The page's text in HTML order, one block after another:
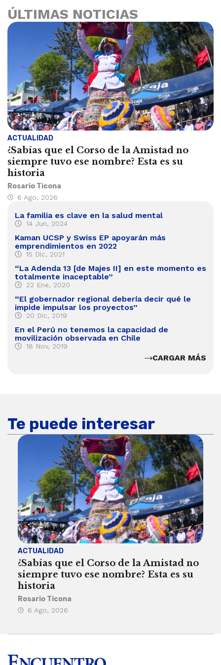
ÚLTIMAS NOTICIAS
ACTUALIDAD
¿Sabías que el Corso de la Amistad no
siempre tuvo ese nombre? Esta es su
historia
Rosario Ticona
6 Ago, 2026
La familia es clave en la salud mental
14 Jun, 2024
Kaman UCSP y Swiss EP apoyarán más
emprendimientos en 2022
15 Dic, 2021
“La Adenda 13 [de Majes II] en este momento es
totalmente inaceptable”
22 Ene, 2020
“El gobernador regional debería decir qué le
impide impulsar los proyectos”
20 Dic, 2019
En el Perú no tenemos la capacidad de
movilización observada en Chile
18 Nov, 2019
CARGAR MÁS
Te puede interesar
ACTUALIDAD
¿Sabías que el Corso de la Amistad no
siempre tuvo ese nombre? Esta es su
historia
Rosario Ticona
6 Ago, 2026